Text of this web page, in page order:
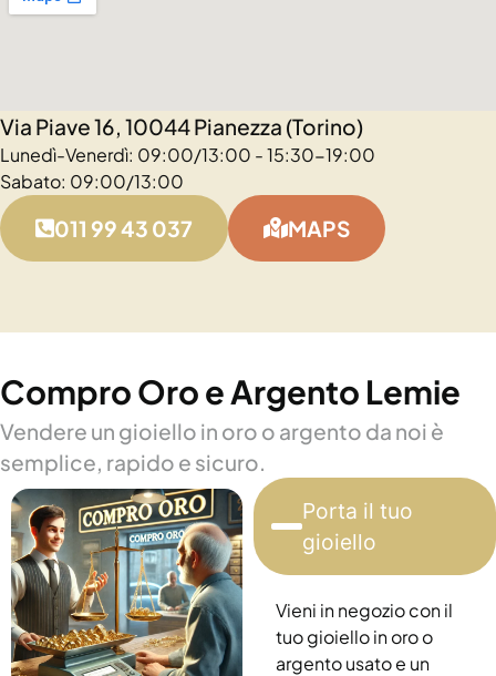
Via Piave 16, 10044 Pianezza (Torino)
Lunedì-Venerdì: 09:00/13:00 - 15:30-19:00
Sabato: 09:00/13:00
011 99 43 037 MAPS
Compro Oro e Argento Lemie
Vendere un gioiello in oro o argento da noi è
semplice, rapido e sicuro.
Porta il tuo
gioiello
Vieni in negozio con il
tuo gioiello in oro o
argento usato e un